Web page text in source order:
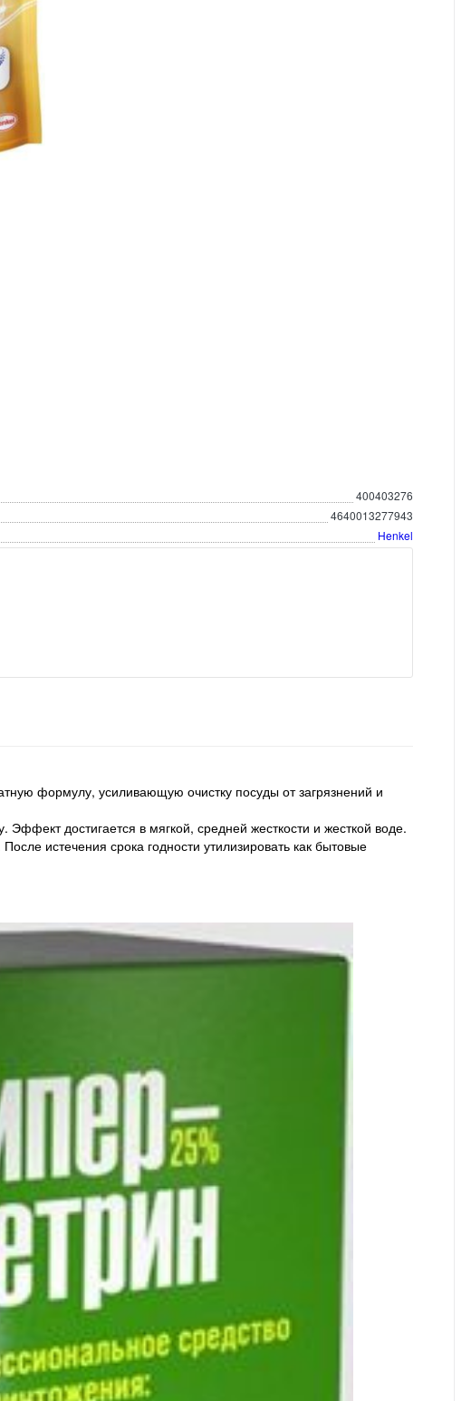
400403276
4640013277943
Henkel
формулу, усиливающую очистку посуды от загрязнений и
Эффект достигается в мягкой, средней жесткости и жесткой воде.
истечения срока годности утилизировать как бытовые